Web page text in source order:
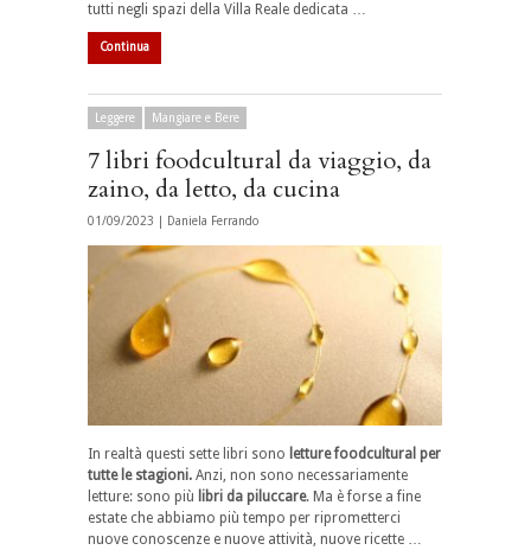
tutti negli spazi della Villa Reale dedicata …
Continua
Leggere Mangiare e Bere
7 libri foodcultural da viaggio, da
zaino, da letto, da cucina
01/09/2023 | Daniela Ferrando
In realtà questi sette libri sono letture foodcultural per
tutte le stagioni. Anzi, non sono necessariamente
letture: sono più libri da piluccare. Ma è forse a fine
estate che abbiamo più tempo per riprometterci
nuove conoscenze e nuove attività, nuove ricette …